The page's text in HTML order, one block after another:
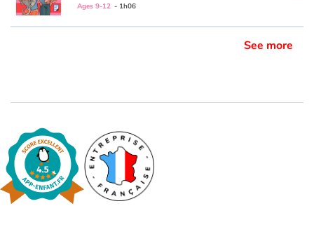
Ages 9-12 - 1h06
See more